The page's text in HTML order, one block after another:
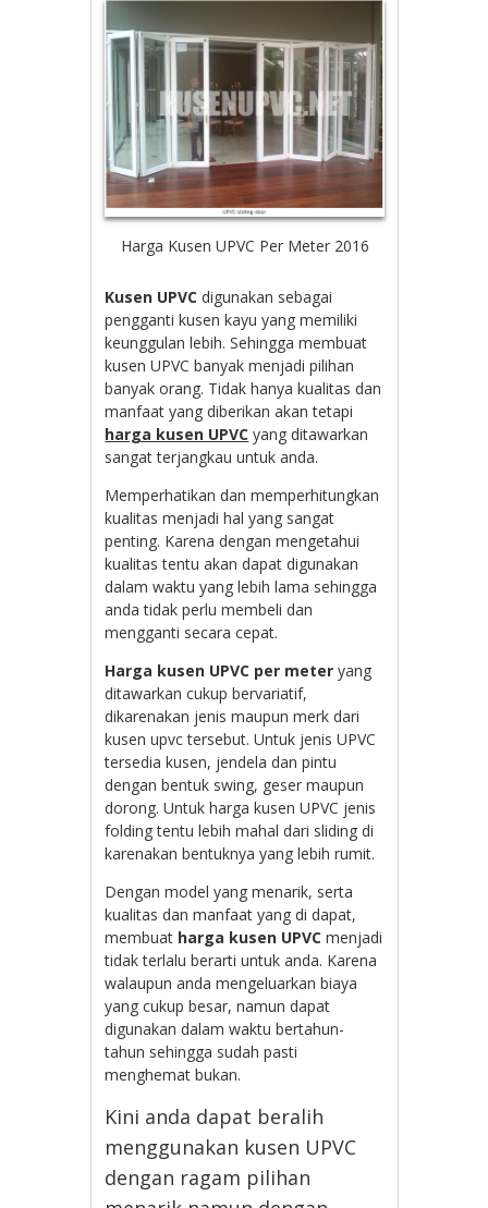
Harga Kusen UPVC Per Meter 2016
Kusen UPVC digunakan sebagai
pengganti kusen kayu yang memiliki
keunggulan lebih. Sehingga membuat
kusen UPVC banyak menjadi pilihan
banyak orang. Tidak hanya kualitas dan
manfaat yang diberikan akan tetapi
harga kusen UPVC yang ditawarkan
sangat terjangkau untuk anda.
Memperhatikan dan memperhitungkan
kualitas menjadi hal yang sangat
penting. Karena dengan mengetahui
kualitas tentu akan dapat digunakan
dalam waktu yang lebih lama sehingga
anda tidak perlu membeli dan
mengganti secara cepat.
Harga kusen UPVC per meter yang
ditawarkan cukup bervariatif,
dikarenakan jenis maupun merk dari
kusen upvc tersebut. Untuk jenis UPVC
tersedia kusen, jendela dan pintu
dengan bentuk swing, geser maupun
dorong. Untuk harga kusen UPVC jenis
folding tentu lebih mahal dari sliding di
karenakan bentuknya yang lebih rumit.
Dengan model yang menarik, serta
kualitas dan manfaat yang di dapat,
membuat harga kusen UPVC menjadi
tidak terlalu berarti untuk anda. Karena
walaupun anda mengeluarkan biaya
yang cukup besar, namun dapat
digunakan dalam waktu bertahun-
tahun sehingga sudah pasti
menghemat bukan.
Kini anda dapat beralih
menggunakan kusen UPVC
dengan ragam pilihan